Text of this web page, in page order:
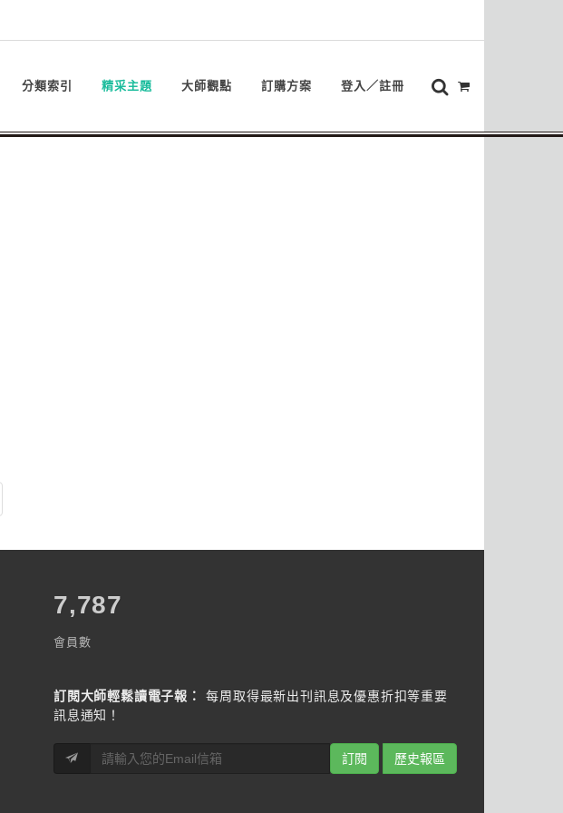
分類索引 精采主題 大師觀點 訂購方案 登入／註冊
7,787
會員數
訂閱大師輕鬆讀電子報：
每周取得最新出刊訊息及優惠折扣等重要
訊息通知！
訂閱 歷史報區